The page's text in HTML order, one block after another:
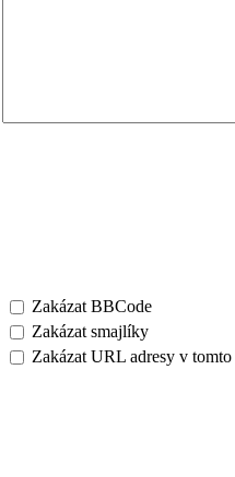
Zakázat BBCode
Zakázat smajlíky
Zakázat URL adresy v